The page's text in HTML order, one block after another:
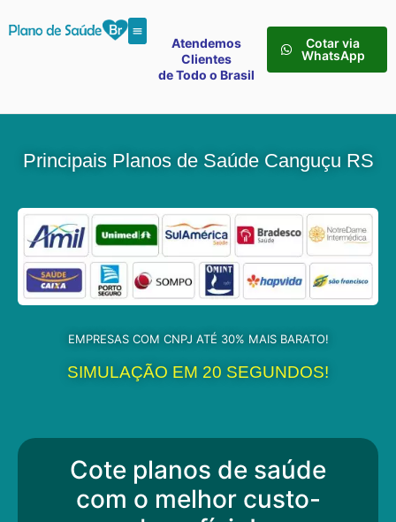
Atendemos
Clientes
de Todo o Brasil
Cotar via
WhatsApp
Principais Planos de Saúde Canguçu RS
EMPRESAS COM CNPJ ATÉ 30% MAIS BARATO!
SIMULAÇÃO EM 20 SEGUNDOS!
Cote planos de saúde
com o melhor custo-